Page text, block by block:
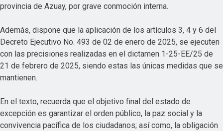
provincia de Azuay, por grave conmoción interna.
Además, dispone que la aplicación de los artículos 3, 4 y 6 del
Decreto Ejecutivo No. 493 de 02 de enero de 2025, se ejecuten
con las precisiones realizadas en el dictamen 1-25-EE/25 de
21 de febrero de 2025, siendo estas las únicas medidas que se
mantienen.
En el texto, recuerda que el objetivo final del estado de
excepción es garantizar el orden público, la paz social y la
convivencia pacífica de los ciudadanos; así como, la obligación